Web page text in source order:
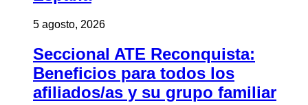
5 agosto, 2026
Seccional ATE Reconquista:
Beneficios para todos los
afiliados/as y su grupo familiar